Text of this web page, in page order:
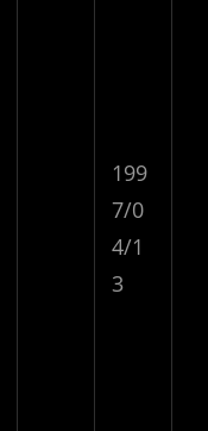
199
7/0
4/1
3